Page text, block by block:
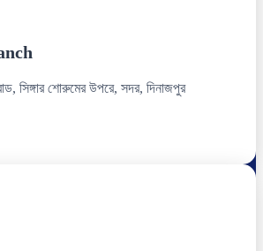
সিঙ্গার শোরুমের উপরে, সদর, দিনাজপুর